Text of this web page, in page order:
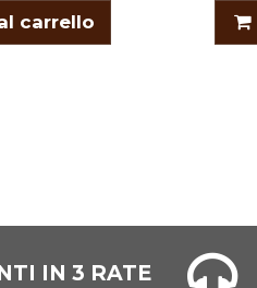
carrello
IN 3 RATE